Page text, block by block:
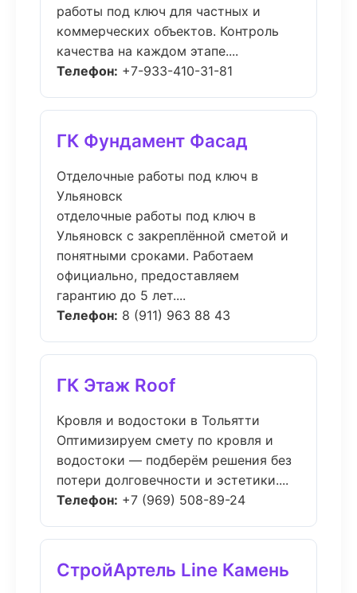
работы под ключ для частных и
коммерческих объектов. Контроль
качества на каждом этапе....
Телефон: +7-933-410-31-81
ГК Фундамент Фасад
Отделочные работы под ключ в
Ульяновск
отделочные работы под ключ в
Ульяновск с закреплённой сметой и
понятными сроками. Работаем
официально, предоставляем
гарантию до 5 лет....
Телефон: 8 (911) 963 88 43
ГК Этаж Roof
Кровля и водостоки в Тольятти
Оптимизируем смету по кровля и
водостоки — подберём решения без
потери долговечности и эстетики....
Телефон: +7 (969) 508-89-24
СтройАртель Line Камень